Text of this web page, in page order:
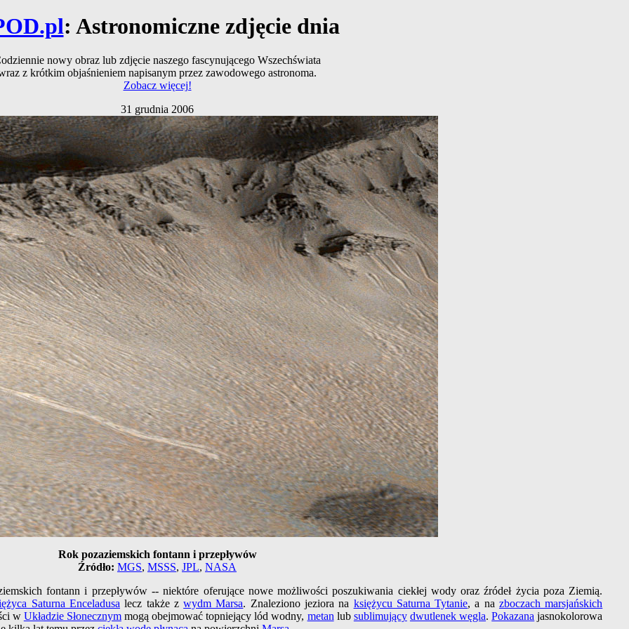
: Astronomiczne zdjęcie dnia
nowy obraz lub zdjęcie naszego fascynującego Wszechświata
z krótkim objaśnieniem napisanym przez zawodowego astronoma.
Zobacz więcej!
31 grudnia 2006
Rok pozaziemskich fontann i przepływów
Źródło: MGS, MSSS, JPL, NASA
fontann i przepływów -- niektóre oferujące nowe możliwości poszukiwania ciekłej wody oraz źródeł życia poza Ziemią.
Saturna Enceladusa lecz także zwydm Marsa. Znaleziono jeziora na księżycu Saturna Tytanie, a na zboczach marsjańskich
w Układzie Słonecznymmogą obejmować topniejący lód wodny, metan lub sublimujący dwutlenek węgla.Pokazana jasnokolorowa